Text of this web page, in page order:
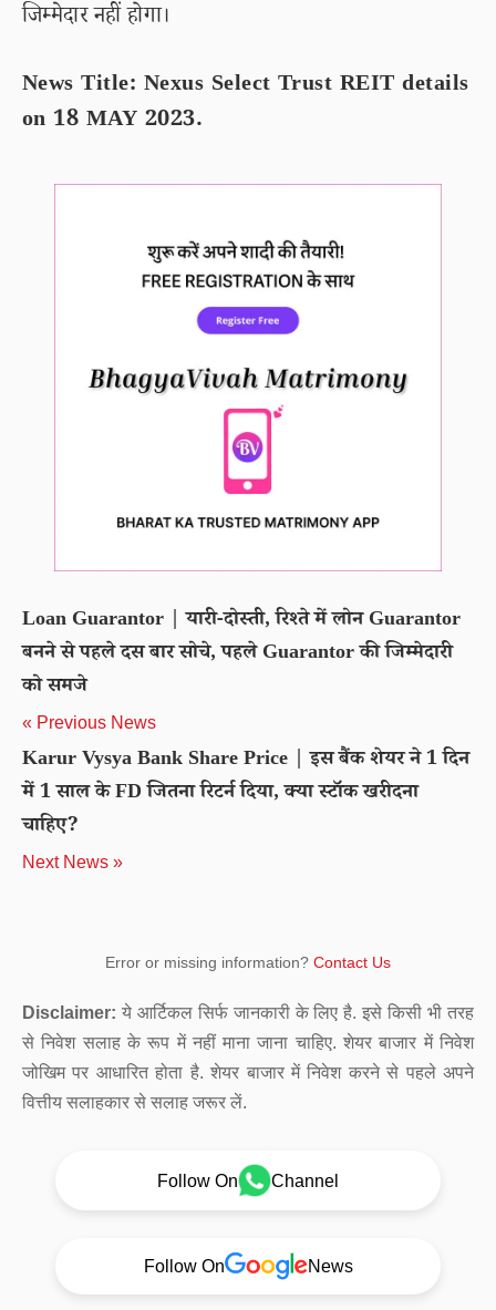
जिम्मेदार नहीं होगा।
News Title: Nexus Select Trust REIT details
on 18 MAY 2023.
Loan Guarantor | यारी-दोस्ती, रिश्ते में लोन Guarantor
बनने से पहले दस बार सोचे, पहले Guarantor की जिम्मेदारी
को समजे
« Previous News
Karur Vysya Bank Share Price | इस बैंक शेयर ने 1 दिन
में 1 साल के FD जितना रिटर्न दिया, क्या स्टॉक खरीदना
चाहिए?
Next News »
Error or missing information? Contact Us
Disclaimer: ये आर्टिकल सिर्फ जानकारी के लिए है. इसे किसी भी तरह
से निवेश सलाह के रूप में नहीं माना जाना चाहिए. शेयर बाजार में निवेश
जोखिम पर आधारित होता है. शेयर बाजार में निवेश करने से पहले अपने
वित्तीय सलाहकार से सलाह जरूर लें.
Follow On Channel
Follow On News